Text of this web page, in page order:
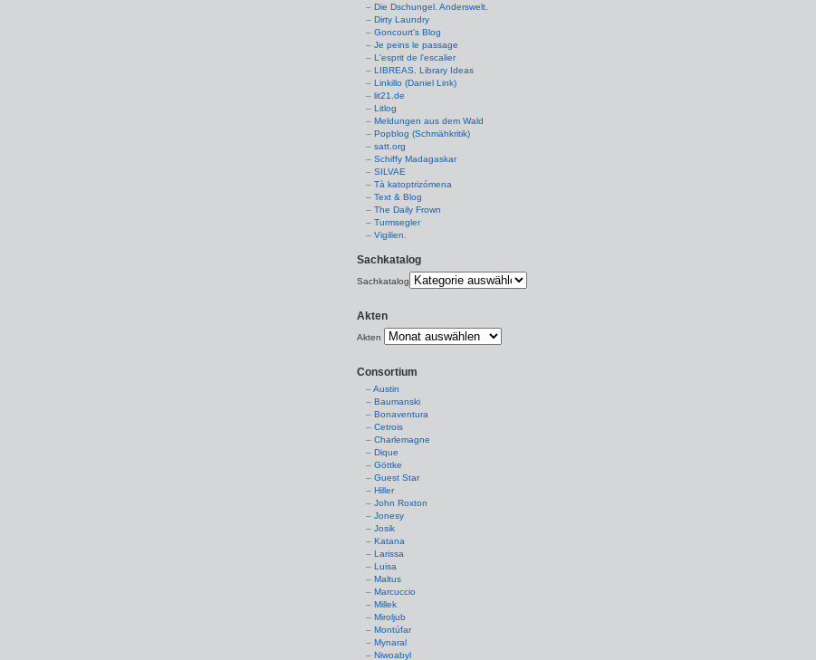
Die Dschungel. Anderswelt.
Dirty Laundry
Goncourt's Blog
Je peins le passage
L'esprit de l'escalier
LIBREAS. Library Ideas
Linkillo (Daniel Link)
lit21.de
Litlog
Meldungen aus dem Wald
Popblog (Schmähkritik)
satt.org
Schiffy Madagaskar
SILVAE
Tà katoptrizómena
Text & Blog
The Daily Frown
Turmsegler
Vigilien.
Sachkatalog
Sachkatalog
Akten
Akten
Consortium
Austin
Baumanski
Bonaventura
Cetrois
Charlemagne
Dique
Göttke
Guest Star
Hiller
John Roxton
Jonesy
Josik
Katana
Larissa
Luisa
Maltus
Marcuccio
Millek
Miroljub
Montúfar
Mynaral
Niwoabyl